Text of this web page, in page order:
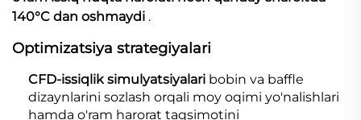
140°C dan oshmaydi .
Optimizatsiya strategiyalari
CFD-issiqlik simulyatsiyalari bobin va baffle
dizaynlarini sozlash orqali moy oqimi yo'nalishlari
hamda o'ram harorat taqsimotini